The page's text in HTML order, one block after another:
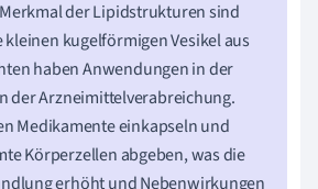
der Lipidstrukturen sind
kleinen kugelförmigen Vesikel aus
haben Anwendungen in der
der Arzneimittelverabreichung.
Medikamente einkapseln und
Körperzellen abgeben, was die
erhöht und Nebenwirkungen